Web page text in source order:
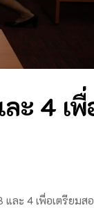
ะ 4 เพื่
ละ 4 เพื่อเตรียมส